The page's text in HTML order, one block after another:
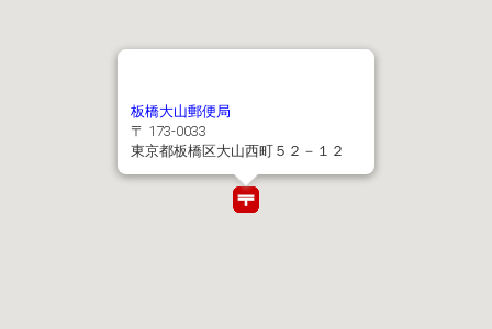
板橋大山郵便局
〒 173-0033
東京都板橋区大山西町５２－１２